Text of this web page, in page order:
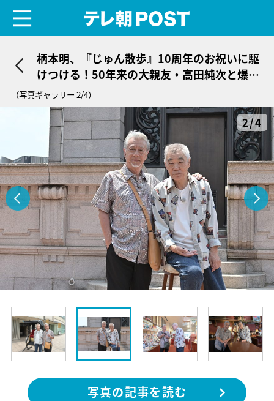
柄本明、『じゅん散歩』10周年のお祝いに駆
けつける！50年来の大親友・高田純次と爆笑
散歩
（写真ギャラリー 2/4）
2/4
写真の記事を読む